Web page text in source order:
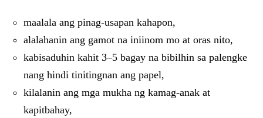
maalala ang pinag-usapan kahapon,
alalahanin ang gamot na iniinom mo at oras nito,
kabisaduhin kahit 3–5 bagay na bibilhin sa palengke
nang hindi tinitingnan ang papel,
kilalanin ang mga mukha ng kamag-anak at
kapitbahay,